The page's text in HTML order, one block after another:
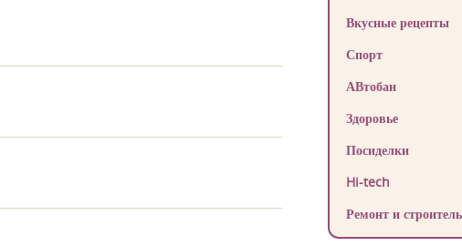
Вкусные рецепты
Спорт
АВтобан
Здоровье
Посиделки
Hi-tech
Ремонт и